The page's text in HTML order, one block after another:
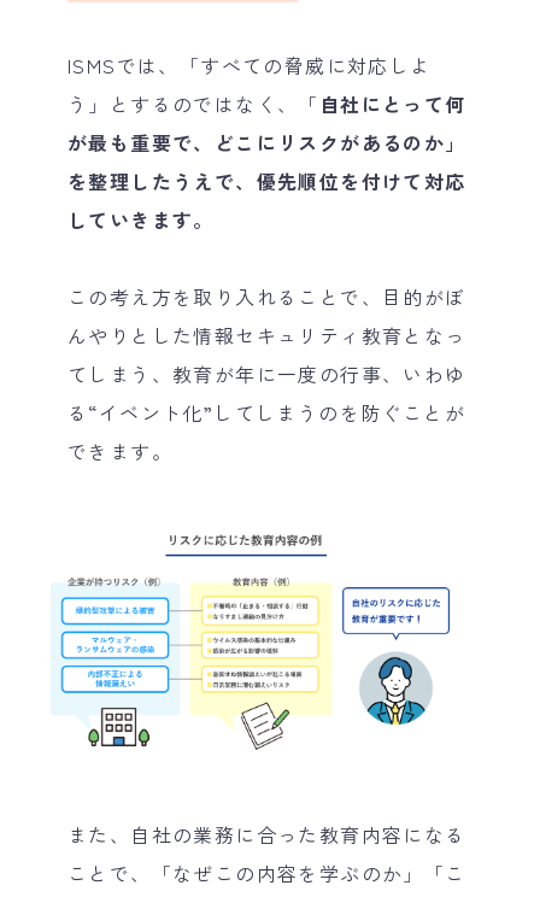
ISMSでは、「すべての脅威に対応しよ
う」とするのではなく、「 自社にとって何
が最も重要で、どこにリスクがあるのか」
を整理したうえで、優先順位を付けて対応
していきます。
この考え方を取り入れることで、目的がぼ
んやりとした情報セキュリティ教育となっ
てしまう、教育が年に一度の行事、いわゆ
る“イベント化”してしまうのを防ぐことが
できます。
また、自社の業務に合った教育内容になる
ことで、「なぜこの内容を学ぶのか」「こ